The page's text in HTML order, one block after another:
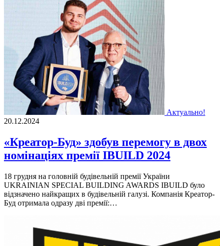
Актуально!
20.12.2024
«Креатор-Буд» здобув перемогу в двох
номінаціях премії IBUILD 2024
18 грудня на головній будівельній премії України
UKRAINIAN SPECIAL BUILDING AWARDS IBUILD було
відзначено найкращих в будівельній галузі. Компанія Креатор-
Буд отримала одразу дві премії:…